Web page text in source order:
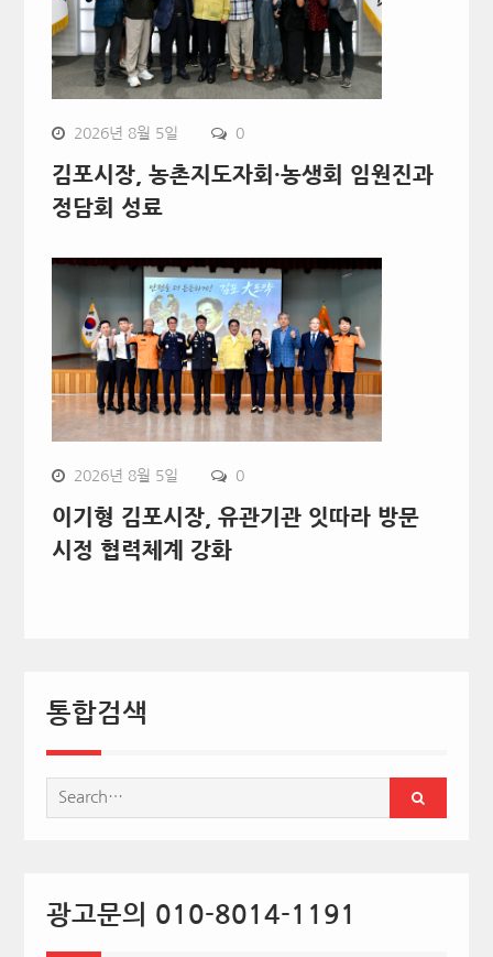
2026년 8월 5일 0
김포시장, 농촌지도자회·농생회 임원진과
정담회 성료
2026년 8월 5일 0
이기형 김포시장, 유관기관 잇따라 방문
시정 협력체계 강화
통합검색
Search
for:
광고문의 010-8014-1191